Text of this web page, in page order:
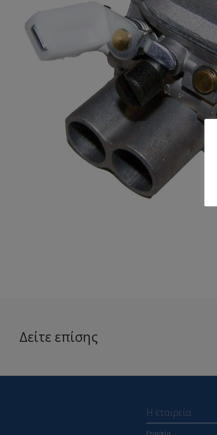
Δείτε επίσης
Η εταιρεία
Εταιρεία